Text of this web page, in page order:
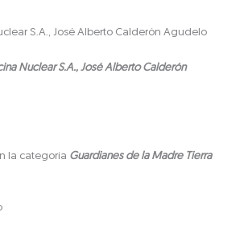
S.A., José Alberto Calderón Agudelo
Nuclear S.A., José Alberto Calderón
la categoría Guardianes de la Madre Tierra